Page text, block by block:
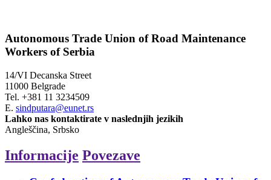
Autonomous Trade Union of Road Maintenance
Workers of Serbia
14/VI Decanska Street
11000 Belgrade
Tel. +381 11 3234509
E. sindputara@eunet.rs
Lahko nas kontaktirate v naslednjih jezikih
Angleščina, Srbsko
Informacije Povezave